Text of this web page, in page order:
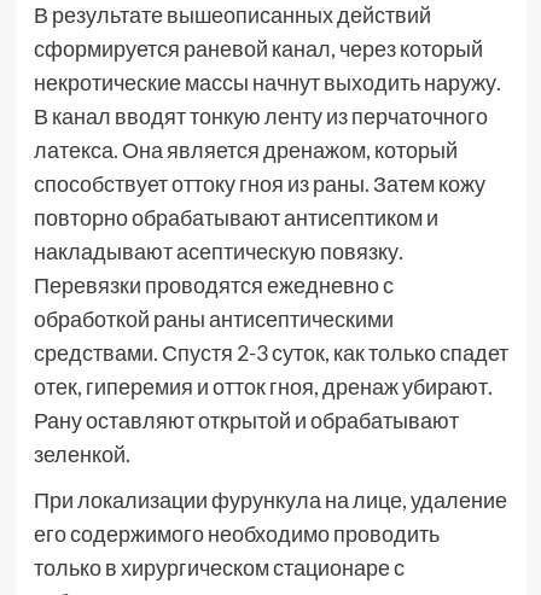
В результате вышеописанных действий
сформируется раневой канал, через который
некротические массы начнут выходить наружу.
В канал вводят тонкую ленту из перчаточного
латекса. Она является дренажом, который
способствует оттоку гноя из раны. Затем кожу
повторно обрабатывают антисептиком и
накладывают асептическую повязку.
Перевязки проводятся ежедневно с
обработкой раны антисептическими
средствами. Спустя 2-3 суток, как только спадет
отек, гиперемия и отток гноя, дренаж убирают.
Рану оставляют открытой и обрабатывают
зеленкой.
При локализации фурункула на лице, удаление
его содержимого необходимо проводить
только в хирургическом стационаре с